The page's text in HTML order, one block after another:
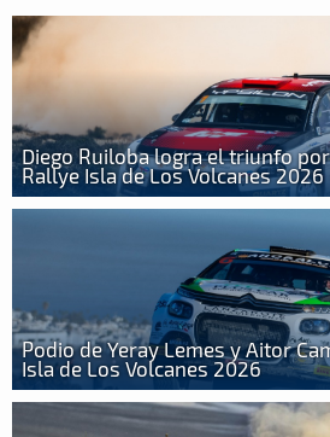
Diego Ruiloba logra el triunfo
Rallye Isla de Los Volcanes 2026
Podio de Yeray Lemes y Aitor
Isla de Los Volcanes 2026